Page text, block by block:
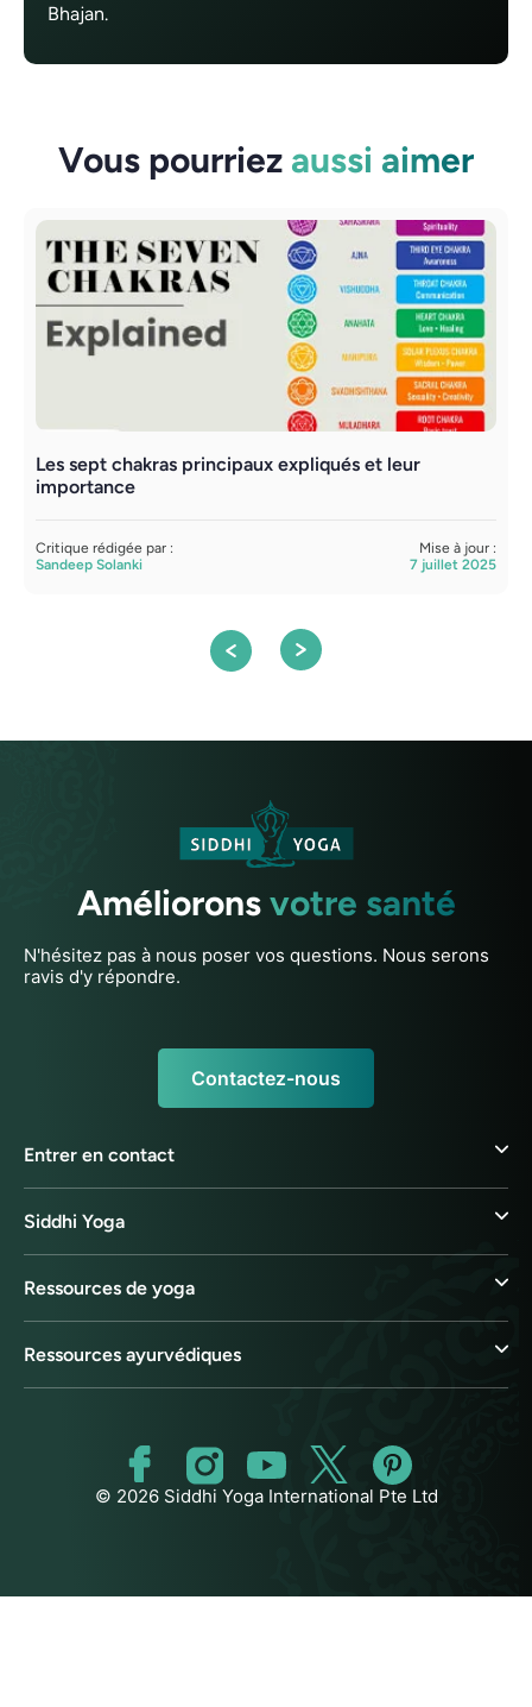
Bhajan.
Vous pourriez aussi aimer
Les sept chakras principaux expliqués et leur
importance
Critique rédigée par :
Sandeep Solanki
Mise à jour :
7 juillet 2025
Amélioronsvotre santé
N'hésitez pas à nous poser vos questions. Nous serons
ravis d'y répondre.
Contactez-nous
Entrer en contact
Siddhi Yoga
Ressources de yoga
Ressources ayurvédiques
© 2026 Siddhi Yoga International Pte Ltd